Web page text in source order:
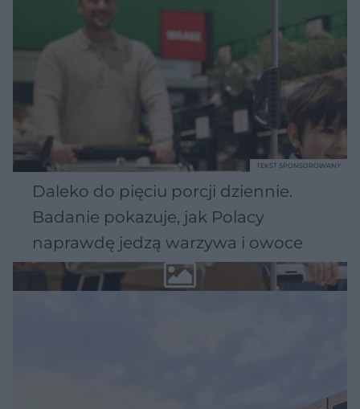
Daleko do pięciu porcji dziennie.
Badanie pokazuje, jak Polacy
naprawdę jedzą warzywa i owoce
TEKST SPONSOROWANY